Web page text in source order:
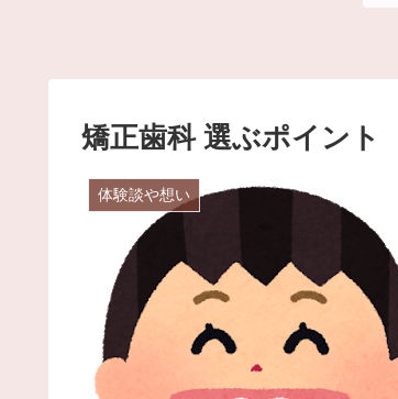
矯正歯科 選ぶポイント
体験談や想い